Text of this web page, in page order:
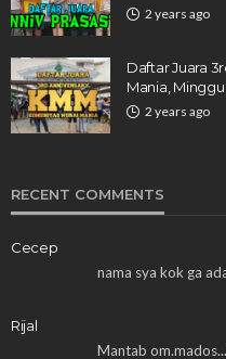
2 years ago
Daftar Juara
Mania, Minggu
2 years ago
RECENT COMMENTS
Cecep
nama sya kok ga
Rijal
Mantab